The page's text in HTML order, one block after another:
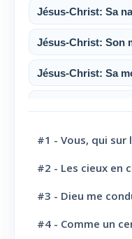
Jésus-Christ: Sa
Jésus-Christ: Son
Jésus-Christ: Sa
Jésus-Christ: Son
Jésus-Christ: Son
Le Saint-Esprit
La Parole de Dieu,
#1 - Vous, qui
#2 - Les cieux en
#3 - Dieu me
#4 - Comme un